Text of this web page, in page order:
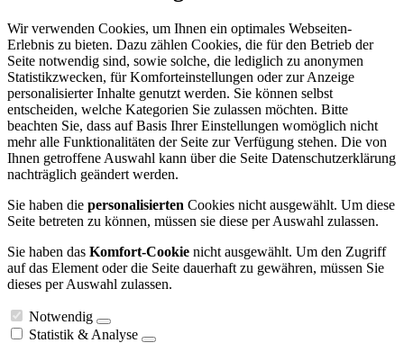
Wir verwenden Cookies, um Ihnen ein optimales Webseiten-
Erlebnis zu bieten. Dazu zählen Cookies, die für den Betrieb der
Seite notwendig sind, sowie solche, die lediglich zu anonymen
Statistikzwecken, für Komforteinstellungen oder zur Anzeige
personalisierter Inhalte genutzt werden. Sie können selbst
entscheiden, welche Kategorien Sie zulassen möchten. Bitte
beachten Sie, dass auf Basis Ihrer Einstellungen womöglich nicht
mehr alle Funktionalitäten der Seite zur Verfügung stehen. Die von
Ihnen getroffene Auswahl kann über die Seite Datenschutzerklärung
nachträglich geändert werden.
Sie haben die personalisierten Cookies nicht ausgewählt. Um diese
Seite betreten zu können, müssen sie diese per Auswahl zulassen.
Sie haben das Komfort-Cookie nicht ausgewählt. Um den Zugriff
auf das Element oder die Seite dauerhaft zu gewähren, müssen Sie
dieses per Auswahl zulassen.
Notwendig
Statistik & Analyse